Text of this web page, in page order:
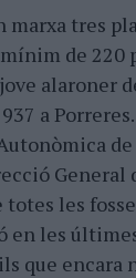
marxa tres
de 220
alaroner
a
General
les
en les
que encara